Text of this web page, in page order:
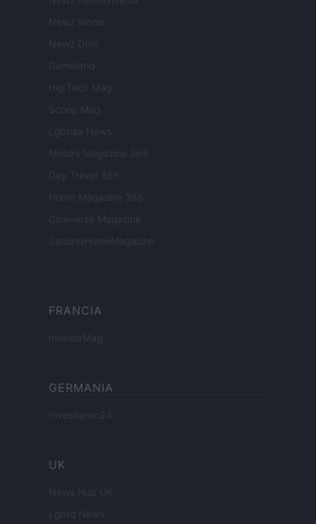
Newz Illinois
Newz Ohio
Gameland
Hig Tech Mag
Scoop Mag
Lgbtqia News
Motors Magazine 365
Day Travel 365
Home Magazine 365
Cineverse Magazine
SecondHomeMagazine
FRANCIA
InvestirMag
GERMANIA
Investieren24
UK
News Hub UK
Lgbtq News